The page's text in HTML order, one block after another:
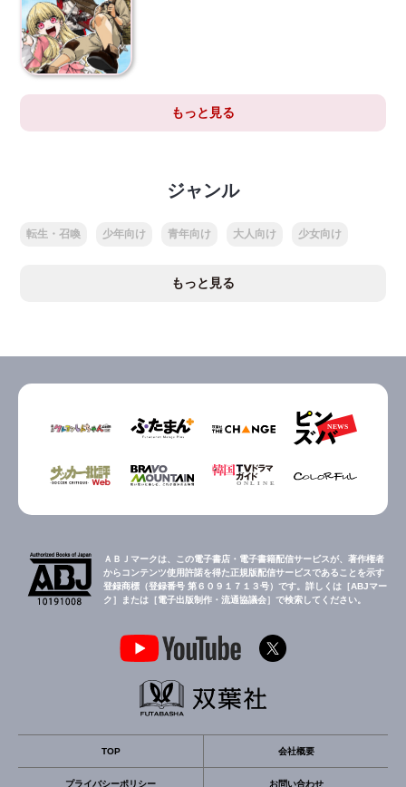
もっと見る
ジャンル
転生・召喚 少年向け 青年向け 大人向け 少女向け
もっと見る
ＡＢＪマークは、この電子書店・電子書籍配信サービスが、著作権者
からコンテンツ使用許諾を得た正規版配信サービスであることを示す
登録商標（登録番号 第６０９１７１３号）です。詳しくは［ABJマー
ク］または［電子出版制作・流通協議会］で検索してください。
TOP 会社概要
プライバシーポリシー お問い合わせ